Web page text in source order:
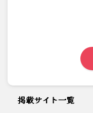
掲載サイト一覧